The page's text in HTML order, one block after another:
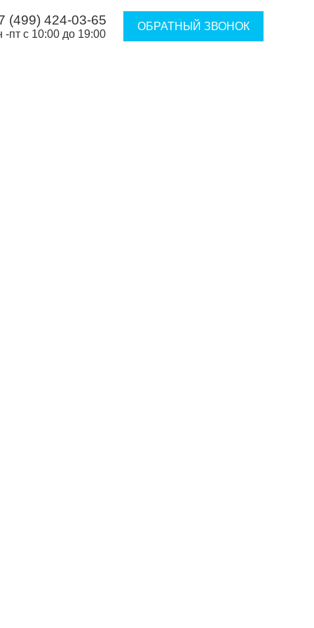
(499) 424-03-65
-пт с 10:00 до 19:00
ОБРАТНЫЙ ЗВОНОК